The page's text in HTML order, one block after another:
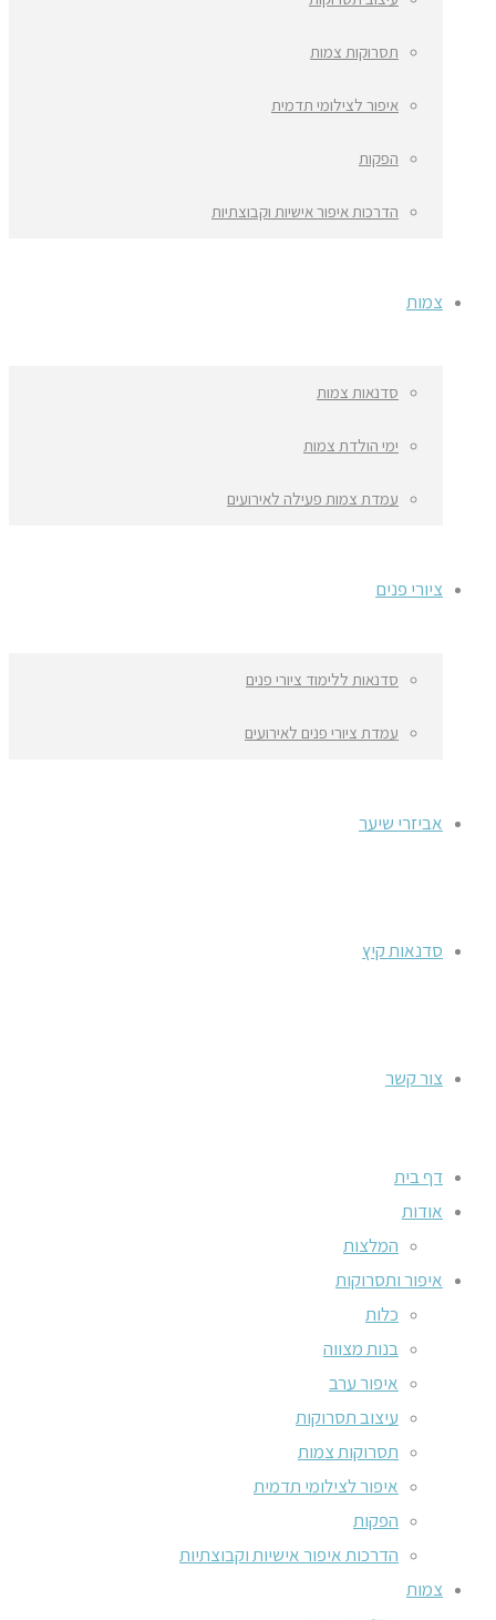
תסרוקות צמות
איפור לצילומי תדמית
הפקות
הדרכות איפור אישיות וקבוצתיות
צמות
סדנאות צמות
ימי הולדת צמות
עמדת צמות פעילה לאירועים
ציורי פנים
סדנאות ללימוד ציורי פנים
עמדת ציורי פנים לאירועים
אביזרי שיער
סדנאות קיץ
צור קשר
דף בית
אודות
המלצות
איפור ותסרוקות
כלות
בנות מצווה
איפור ערב
עיצוב תסרוקות
תסרוקות צמות
איפור לצילומי תדמית
הפקות
הדרכות איפור אישיות וקבוצתיות
צמות